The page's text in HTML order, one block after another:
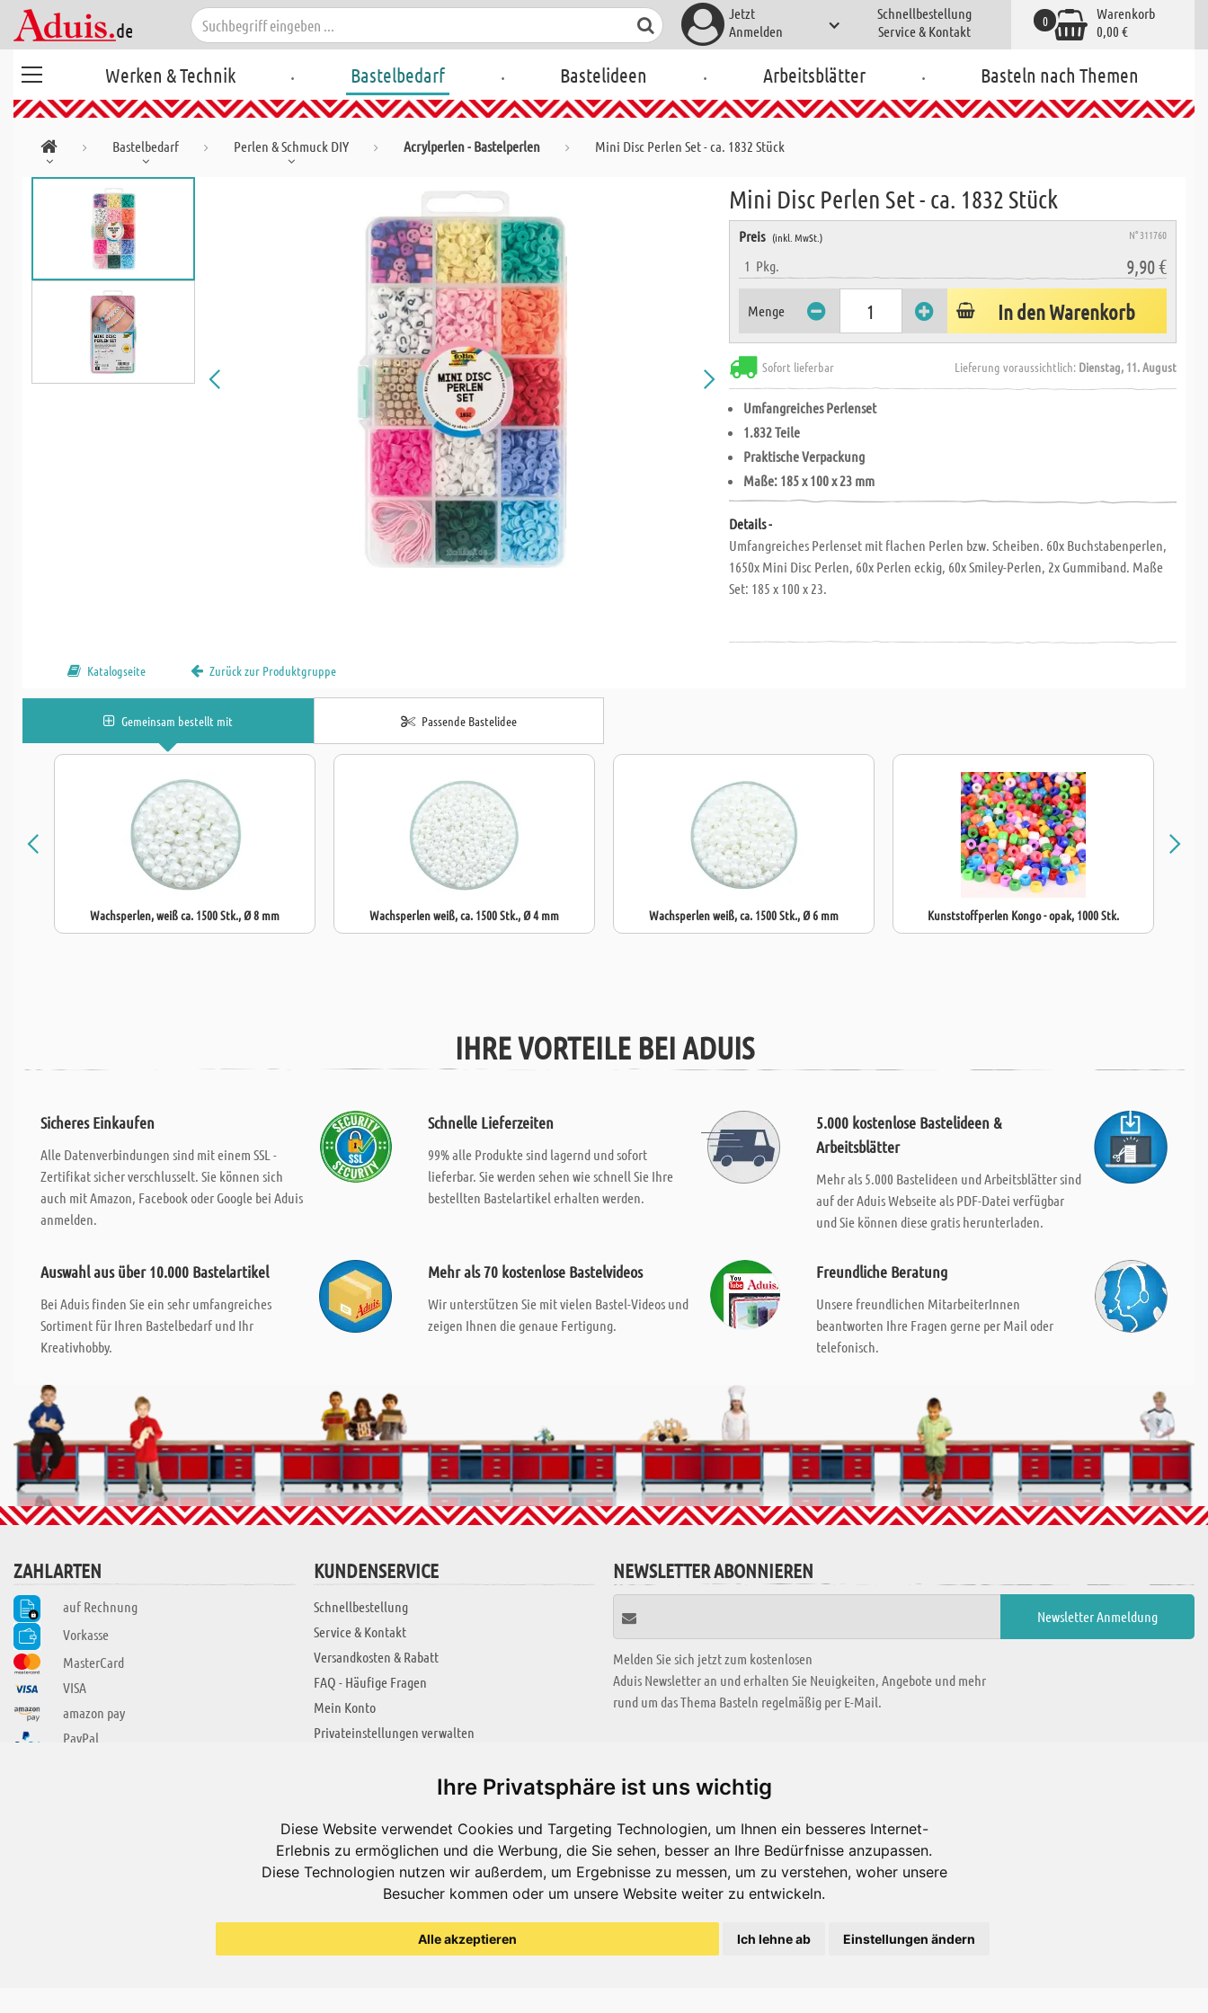
Ihre Privatsphäre ist uns wichtig
Diese Website verwendet Cookies und Targeting Technologien, um Ihnen ein besseres Internet-
Erlebnis zu ermöglichen und die Werbung, die Sie sehen, besser an Ihre Bedürfnisse anzupassen.
Diese Technologien nutzen wir außerdem, um Ergebnisse zu messen, um zu verstehen, woher unsere
Besucher kommen oder um unsere Website weiter zu entwickeln.
Alle akzeptieren Ich lehne ab Einstellungen ändern
Jetzt
Anmelden
Schnellbestellung
Service & Kontakt
Warenkorb
0,00 €
0
Werken & Technik . Bastelbedarf . Bastelideen . Arbeitsblätter . Basteln nach Themen
Bastelbedarf Perlen & Schmuck DIY Acrylperlen - Bastelperlen Mini Disc Perlen Set - ca. 1832 Stück
Mini Disc Perlen Set - ca. 1832 Stück
Preis (inkl. MwSt.) N° 311760
1 Pkg. 9,90 €
Menge In den Warenkorb
Sofort lieferbar Lieferung voraussichtlich: Dienstag, 11. August
Umfangreiches Perlenset
1.832 Teile
Praktische Verpackung
Maße: 185 x 100 x 23 mm
Details -
Umfangreiches Perlenset mit flachen Perlen bzw. Scheiben. 60x Buchstabenperlen,
1650x Mini Disc Perlen, 60x Perlen eckig, 60x Smiley-Perlen, 2x Gummiband. Maße
Set: 185 x 100 x 23.
Katalogseite Zurück zur Produktgruppe
Gemeinsam bestellt mit Passende Bastelidee
Wachsperlen, weiß ca. 1500 Stk., Ø 8 mm Wachsperlen weiß, ca. 1500 Stk., Ø 4 mm Wachsperlen weiß, ca. 1500 Stk., Ø 6 mm Kunststoffperlen Kongo - opak, 1000 Stk.
IHRE VORTEILE BEI ADUIS
Sicheres Einkaufen
Alle Datenverbindungen sind mit einem SSL -
Zertifikat sicher verschlusselt. Sie können sich
auch mit Amazon, Facebook oder Google bei Aduis
anmelden.
Schnelle Lieferzeiten
99% alle Produkte sind lagernd und sofort
lieferbar. Sie werden sehen wie schnell Sie Ihre
bestellten Bastelartikel erhalten werden.
5.000 kostenlose Bastelideen &
Arbeitsblätter
Mehr als 5.000 Bastelideen und Arbeitsblätter sind
auf der Aduis Webseite als PDF-Datei verfügbar
und Sie können diese gratis herunterladen.
Auswahl aus über 10.000 Bastelartikel
Bei Aduis finden Sie ein sehr umfangreiches
Sortiment für Ihren Bastelbedarf und Ihr
Kreativhobby.
Mehr als 70 kostenlose Bastelvideos
Wir unterstützen Sie mit vielen Bastel-Videos und
zeigen Ihnen die genaue Fertigung.
Freundliche Beratung
Unsere freundlichen MitarbeiterInnen
beantworten Ihre Fragen gerne per Mail oder
telefonisch.
ZAHLARTEN
auf Rechnung
Vorkasse
MasterCard
VISA
amazon pay
PayPal
KUNDENSERVICE
Schnellbestellung
Service & Kontakt
Versandkosten & Rabatt
FAQ - Häufige Fragen
Mein Konto
Privateinstellungen verwalten
NEWSLETTER ABONNIEREN
Melden Sie sich jetzt zum kostenlosen
Aduis Newsletter an und erhalten Sie Neuigkeiten, Angebote und mehr
rund um das Thema Basteln regelmäßig per E-Mail.
Jobs
Impressum
Datenschutzerklärung
KREATIV ZONE
Alle Videos
Bastelideen
Arbeitsblätter
Es gibt uns auch in